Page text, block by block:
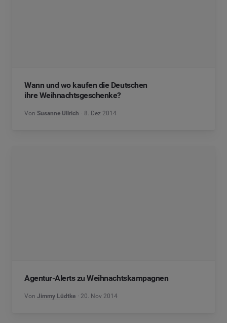
Wann und wo kaufen die Deutschen
ihre Weihnachtsgeschenke?
Von Susanne Ullrich 8. Dez 2014
Agentur-Alerts zu Weihnachtskampagnen
Von Jimmy Lüdtke 20. Nov 2014